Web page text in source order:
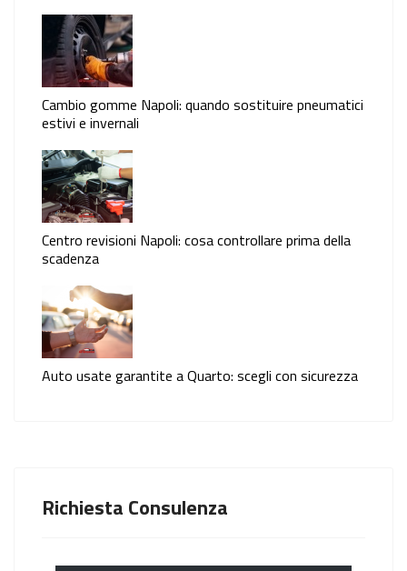
Cambio gomme Napoli: quando sostituire pneumatici
estivi e invernali
Centro revisioni Napoli: cosa controllare prima della
scadenza
Auto usate garantite a Quarto: scegli con sicurezza
Richiesta Consulenza